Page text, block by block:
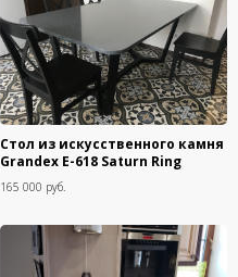
Стол из искусственного камня
Grandex E-618 Saturn Ring
165 000 руб.